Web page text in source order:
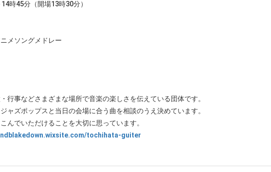
時45分（開場13時30分）
メソングメドレー
行事などさまざまな場所で音楽の楽しさを伝えている団体です。
ャズポップスと当日の会場に合う曲を相談のうえ決めています。
んでいただけることを大切に思っています。
tochihata-guiter